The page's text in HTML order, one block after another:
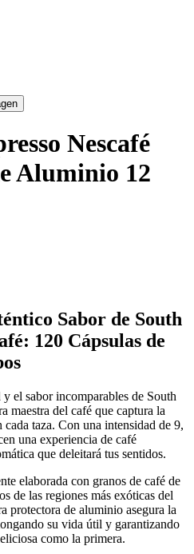
Nescafé
Aluminio 12
Sabor de South
120 Cápsulas de
el sabor incomparables de South
maestra del café que captura la
taza. Con una intensidad de 9,
una experiencia de café
que deleitará tus sentidos.
elaborada con granos de café de
de las regiones más exóticas del
protectora de aluminio asegura la
su vida útil y garantizando
como la primera.